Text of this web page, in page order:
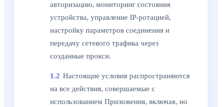
авторизацию, мониторинг состояния
устройства, управление IP-ротацией,
настройку параметров соединения и
передачу сетевого трафика через
созданные прокси.
1.2 Настоящие условия распространяются
на все действия, совершаемые с
использованием Приложения, включая, но